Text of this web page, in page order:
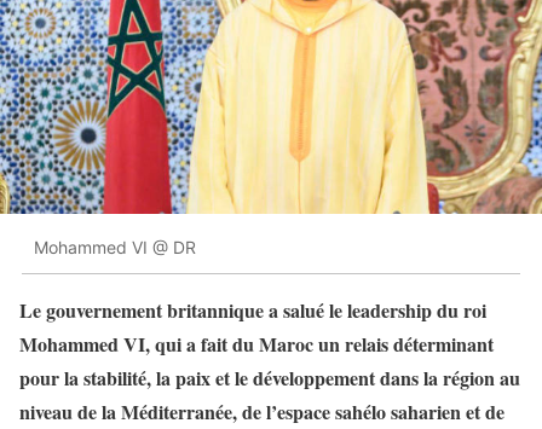
Mohammed VI @ DR
Le gouvernement britannique a salué le leadership du roi
Mohammed VI, qui a fait du Maroc un relais déterminant
pour la stabilité, la paix et le développement dans la région au
niveau de la Méditerranée, de l’espace sahélo saharien et de